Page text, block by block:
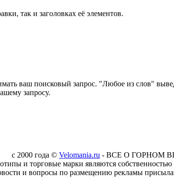
так и заголовках её элементов.
ваш поисковый запрос. "Любое из слов"
запросу.
c 2000 года © Velomania.ru - ВСЕ О ГОРНОМ
и торговые марки являются собственностью
и вопросы по размещению рекламы